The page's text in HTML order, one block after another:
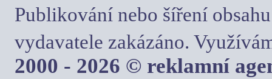
Publikování nebo šíření
vydavatele zakázáno.
2000 - 2026 © reklamní